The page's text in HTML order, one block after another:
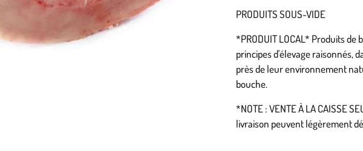
PRODUITS SOUS-VIDE
*PRODUIT LOCAL* Produits
principes d'élevage raisonnés,
près de leur environnement
bouche.
*NOTE : VENTE À LA CAISSE
livraison peuvent légèrement